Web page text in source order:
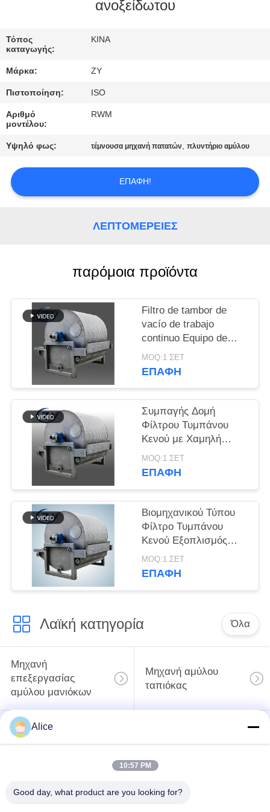
ΜΑΣ
ΕΛΆΤΕ
ΕΠΑΦΉ
ΜΕ
ΖΗΤΉΣΤΕ
SITEMAP
PRIVACY
POLICY
ανοξείδωτου
Τόπος
καταγωγής:
ΚΙΝΑ
Μάρκα: ZY
Πιστοποίηση: ISO
Αριθμό
μοντέλου:
RWM
Υψηλό φως: τέμνουσα μηχανή πατατών,πλυντήριο αμύλου
ΕΠΑΦΉ!
ΛΕΠΤΟΜΈΡΕΙΕΣ
παρόμοια προϊόντα
Filtro de tambor de
vacío de trabajo
continuo Equipo de
deshidratación de
funcionamiento estable
MOQ:1 ΣΕΤ
ΕΠΑΦΉ
Συμπαγής Δομή
Φίλτρου Τυμπάνου
Κενού με Χαμηλή
Κατανάλωση
Ενέργειας και
Αμύλου
MOQ:1 ΣΕΤ
ΕΠΑΦΉ
Βιομηχανικού Τύπου
Φίλτρο Τυμπάνου
Κενού Εξοπλισμός
Αφυδάτωσης Μεγάλης
Κλίμακας Παραγωγής
MOQ:1 ΣΕΤ
ΕΠΑΦΉ
Λαϊκή κατηγορία Όλα
Μηχανή
επεξεργασίας
αμύλου μανιόκων
Μηχανή αμύλου
ταπιόκας
Μηχανή αμύλου
επεξεργασίας
Φυγοκεντρική αντλία
Αυτοματοποιημένος
Alice
10:57 PM
Good day, what product are you looking for?